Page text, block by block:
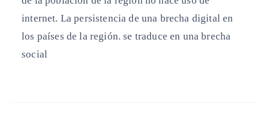
internet. La persistencia de una brecha digital en
los países de la región. se traduce en una brecha
social